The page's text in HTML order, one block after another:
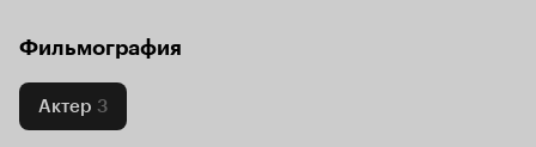
Фильмография
Актер 3